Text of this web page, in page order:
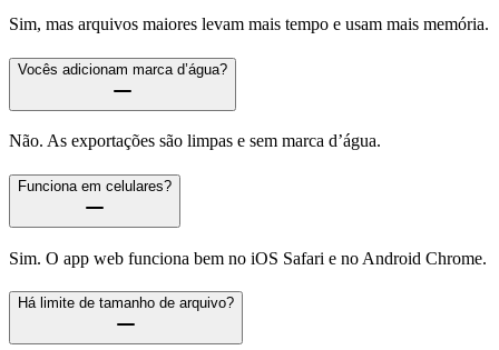
Sim, mas arquivos maiores levam mais tempo e usam mais memória.
Vocês adicionam marca d’água?
Não. As exportações são limpas e sem marca d’água.
Funciona em celulares?
Sim. O app web funciona bem no iOS Safari e no Android Chrome.
Há limite de tamanho de arquivo?